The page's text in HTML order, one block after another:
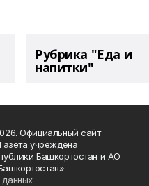
Рубрика "Еда и
напитки"
Официальный сайт
учреждена
Башкортостан и АО